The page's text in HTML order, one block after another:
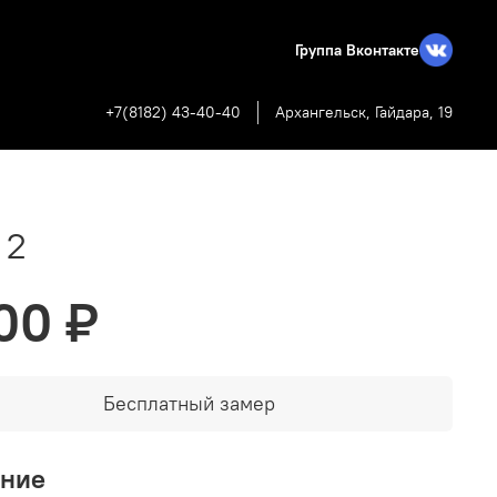
Группа Вконтакте
+7(8182) 43-40-40 Архангельск, Гайдара, 19
₽
Бесплатный замер